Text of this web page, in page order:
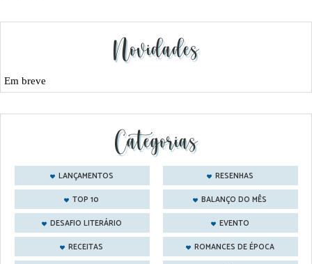
Novidades
Em breve
Categorias
LANÇAMENTOS
RESENHAS
TOP 10
BALANÇO DO MÊS
DESAFIO LITERÁRIO
EVENTO
RECEITAS
ROMANCES DE ÉPOCA